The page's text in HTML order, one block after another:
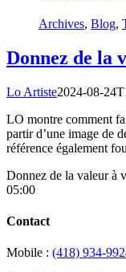
Archives, Blog,
Donnez de la
Lo Artiste2024-08-
LO montre comment
partir d’une image de
référence également
Donnez de la valeur à
05:00
Contact
Mobile : (418) 934-